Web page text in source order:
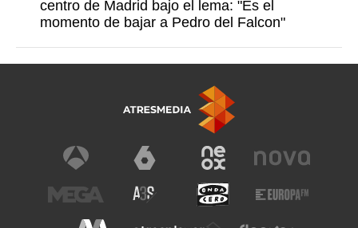
centro de Madrid bajo el lema: "Es el
momento de bajar a Pedro del Falcon"